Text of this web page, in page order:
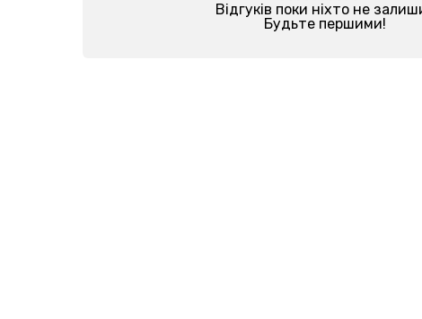
Відгуків поки ніхто не
Будьте першими!